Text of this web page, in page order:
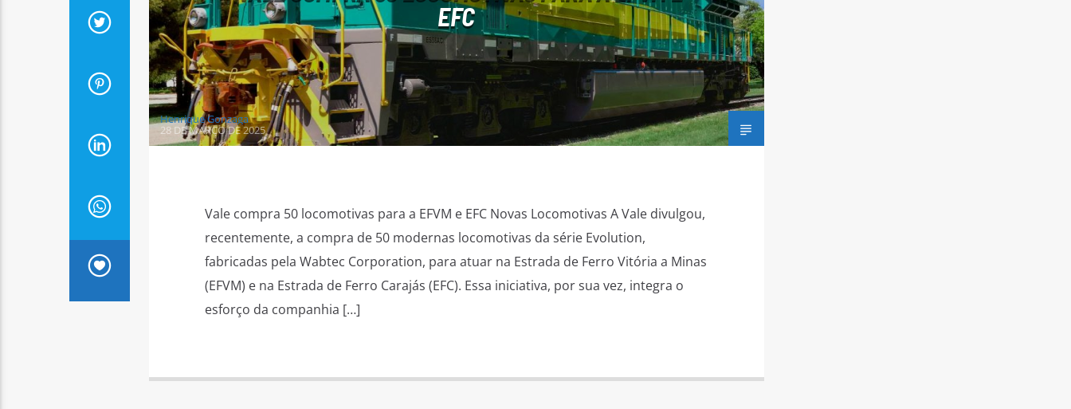
EFC
Henrique Gonzaga
28 DE MARÇO DE 2025
Vale compra 50 locomotivas para a EFVM e EFC Novas Locomotivas A Vale divulgou,
recentemente, a compra de 50 modernas locomotivas da série Evolution,
fabricadas pela Wabtec Corporation, para atuar na Estrada de Ferro Vitória a Minas
(EFVM) e na Estrada de Ferro Carajás (EFC). Essa iniciativa, por sua vez, integra o
esforço da companhia […]